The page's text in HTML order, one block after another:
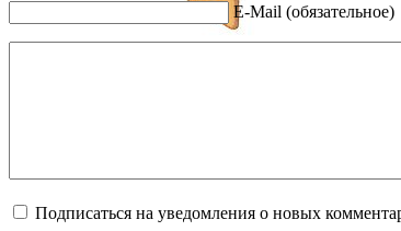
E-Mail (обязательное)
Подписаться на уведомления о новых